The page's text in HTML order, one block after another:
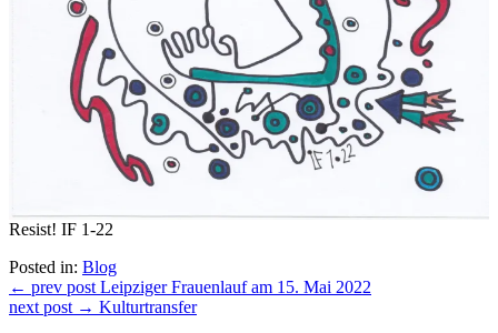
Resist! IF 1-22
Posted in: Blog
Beitragsnavigation
← prev post Leipziger Frauenlauf am 15. Mai 2022
next post → Kulturtransfer